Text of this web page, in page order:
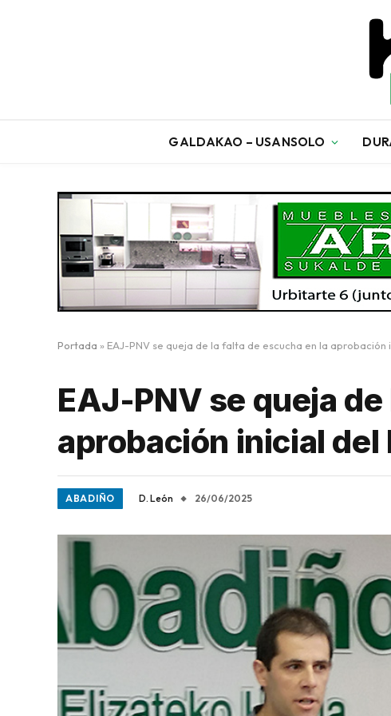
GALDAKAO – USANSOLO
Portada » EAJ-PNV se queja de la falta de escucha en la aprobación
EAJ-PNV se queja
aprobación inicial del
ABADIÑO D. León 26/06/2025